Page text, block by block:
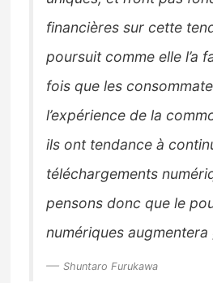
financières sur cette
poursuit comme elle l’a
fois que les
l’expérience de la
ils ont tendance à
téléchargements
pensons donc que le
numériques augmentera
Shuntaro Furukawa